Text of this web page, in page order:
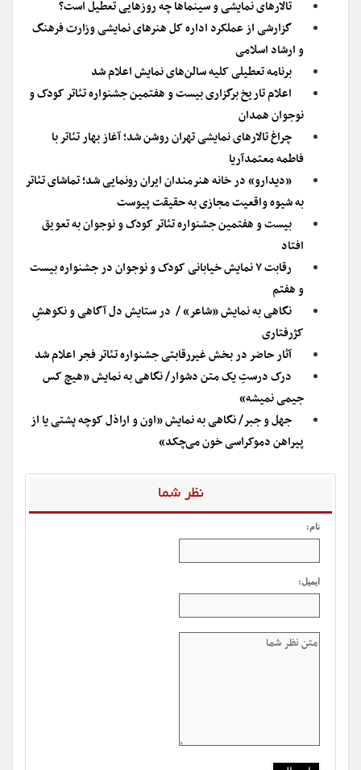
تالارهای نمایشی و سینماها چه روزهایی تعطیل است؟
گزارشی از عملکرد اداره کل هنرهای نمایشی وزارت فرهنگ
و ارشاد اسلامی
برنامه تعطیلی کلیه سالن‌های نمایش اعلام شد
اعلام تاریخ برگزاری بیست و هفتمین جشنواره تئاتر کودک و
نوجوان همدان
چراغ تالارهای نمایشی تهران روشن شد؛ آغاز بهار تئاتر با
فاطمه معتمدآریا
«دیدارو» در خانه هنرمندان ایران رونمایی شد؛ تماشای تئاتر
به شیوه واقعیت مجازی به حقیقت پیوست
بیست و هفتمین جشنواره تئاتر کودک و نوجوان به تعویق
افتاد
رقابت ۷ نمایش خیابانی کودک و نوجوان در جشنواره بیست
و هفتم
نگاهی به نمایش «شاعر» / در ستایش دل آگاهی و نکوهشِ
کژرفتاری
آثار حاضر در بخش غیررقابتی جشنواره تئاتر فجر اعلام شد
درک درستِ یک متن دشوار/ نگاهی به نمایش «هیچ کس
جیمی نمیشه»
جهل و جبر/ نگاهی به نمایش «اون و اراذل کوچه پشتی یا از
پیراهن دموکراسی خون می‌چکد»
نظر شما
نام:
ایمیل: